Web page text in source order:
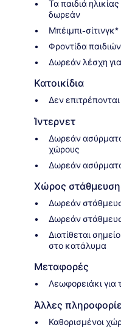
Τα παιδιά
δωρεάν
Μπέιμπι-σίτινγκ*
Φροντίδα
Δωρεάν λέσχη
Κατοικίδια
Δεν επιτρέπονται
Ίντερνετ
Δωρεάν
χώρους
Δωρεάν
Χώρος
Δωρεάν
Δωρεάν
Διατίθεται
στο κατάλυμα
Μεταφορές
Λεωφορειάκι για
Άλλες
Καθορισμένοι